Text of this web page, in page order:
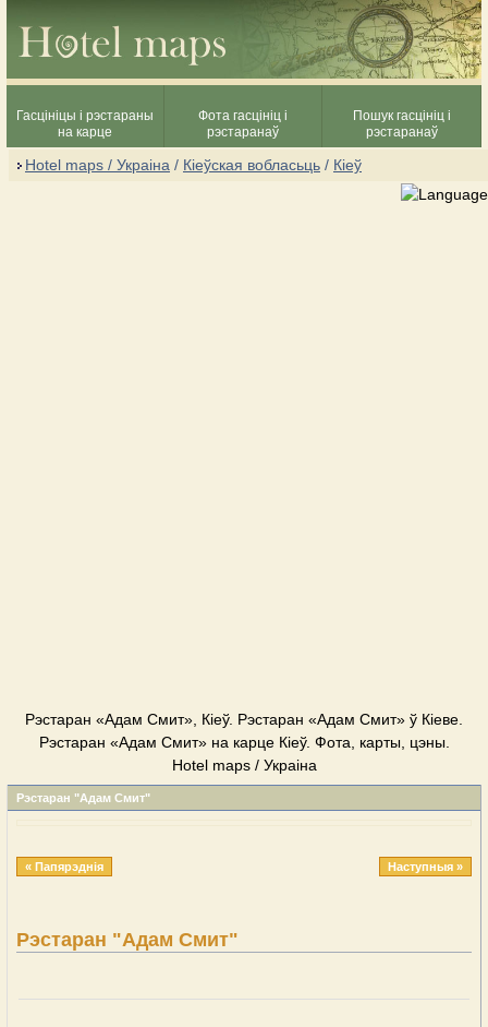
Гасцініцы і рэстараны
на карце
Фота гасцініц і
рэстаранаў
Пошук гасцініц і
рэстаранаў
Hotel maps / Украіна / Кіеўская вобласьць / Кіеў
Рэстаран «Адам Смит», Кіеў. Рэстаран «Адам Смит» ў Кіеве.
Рэстаран «Адам Смит» на карце Кіеў. Фота, карты, цэны.
Hotel maps / Украіна
Рэстаран "Адам Смит"
« Папярэднія Наступныя »
Рэстаран "Адам Смит"